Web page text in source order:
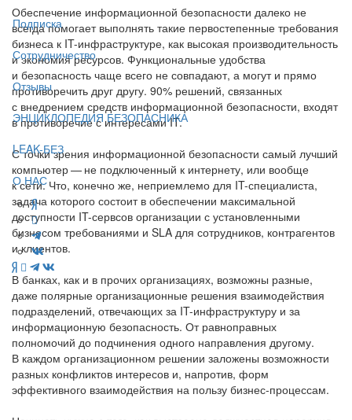
Подписка
Сотрудничество
Отзывы
ЭНЦИКЛОПЕДИЯ БЕЗОПАСНИКА
LEAK-БЕЗ
О НАС
Обеспечение информационной безопасности далеко не
всегда помогает выполнять такие первостепенные требования
бизнеса к IT-инфраструктуре, как высокая производительность
и экономия ресурсов. Функциональные удобства
и безопасность чаще всего не совпадают, а могут и прямо
противоречить друг другу. 90% решений, связанных
с внедрением средств информационной безопасности, входят
в противоречие с интересами IT.
С точки зрения информационной безопасности самый лучший
компьютер — не подключенный к интернету, или вообще
к сети. Что, конечно же, неприемлемо для IT-специалиста,
задача которого состоит в обеспечении максимальной
доступности IT-сервсов организации с установленными
бизнесом требованиями и SLA для сотрудников, контрагентов
и клиентов.
В банках, как и в прочих организациях, возможны разные,
даже полярные организационные решения взаимодействия
подразделений, отвечающих за IT-инфраструктуру и за
информационную безопасность. От равноправных
полномочий до подчинения одного направления другому.
В каждом организационном решении заложены возможности
разных конфликтов интересов и, напротив, форм
эффективного взаимодействия на пользу бизнес-процессам.